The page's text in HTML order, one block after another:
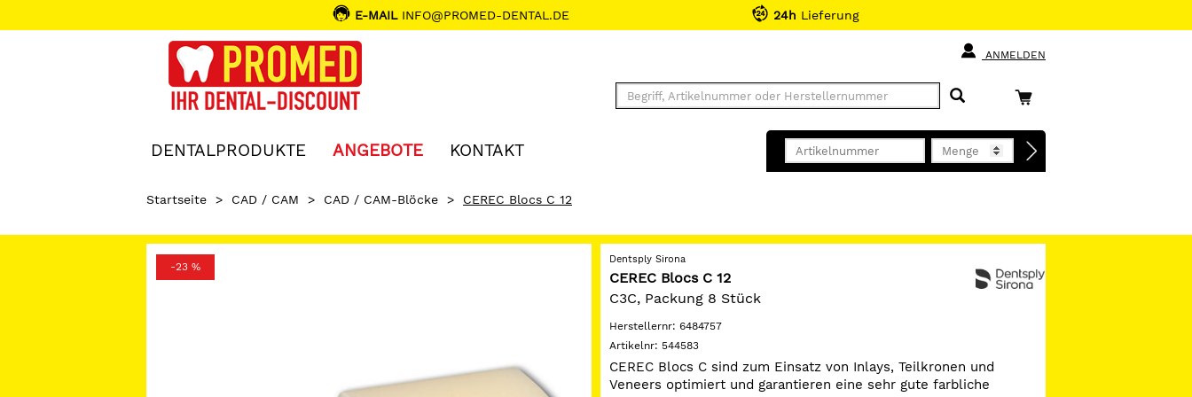
E-MAILINFO@PROMED-DENTAL.DE 24h Lieferung
ANMELDEN
DENTALPRODUKTE ANGEBOTE KONTAKT
Startseite > CAD / CAM > CAD / CAM-Blöcke > CEREC Blocs C 12
-23 %
Dentsply Sirona
CEREC Blocs C 12
C3C, Packung 8 Stück
Herstellernr: 6484757
Artikelnr: 544583
CEREC Blocs C sind zum Einsatz von Inlays, Teilkronen und
Veneers optimiert und garantieren eine sehr gute farbliche